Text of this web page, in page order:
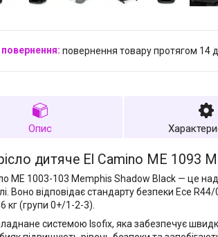
повернення товару протягом 14
Опис
дитяче El Camino ME 1093
ME 1003-103 Memphis Shadow Black — це
Воно відповідає стандарту безпеки Ece
кг (групи 0+/1-2-3).
системою Isofix, яка забезпечує